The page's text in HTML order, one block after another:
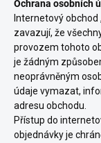
Ochrana osobních
Internetový obchod
zavazují, že
provozem tohoto
je žádným
neoprávněným
údaje vymazat,
adresu obchodu.
Přístup do
objednávky je